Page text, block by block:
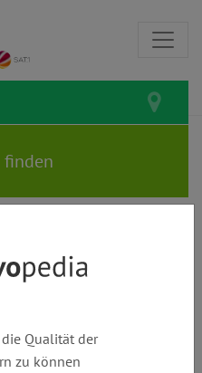
MAACK
Qualität der
zu können